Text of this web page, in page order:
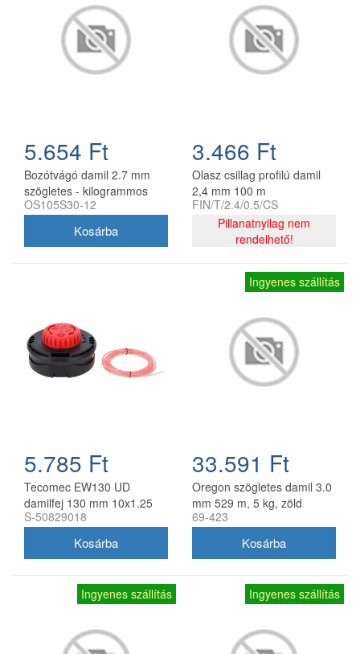
5.654 Ft
Bozótvágó damil 2.7 mm
szögletes - kilogrammos
kiszerelés
OS105S30-12
3.466 Ft
Olasz csillag profilú damil
2,4 mm 100 m
FIN/T/2.4/0.5/CS
Pillanatnyilag nem
rendelhető!
5.785 Ft
Tecomec EW130 UD
damilfej 130 mm 10x1.25
balos belső menettel
S-50829018
Ingyenes szállítás
33.591 Ft
Oregon szögletes damil 3.0
mm 529 m, 5 kg, zöld
69-423
Ingyenes szállítás Ingyenes szállítás